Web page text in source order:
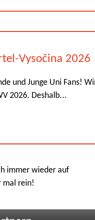
Vysočina 2026
und Junge Uni Fans!
2026. Deshalb...
immer wieder auf
mal rein!